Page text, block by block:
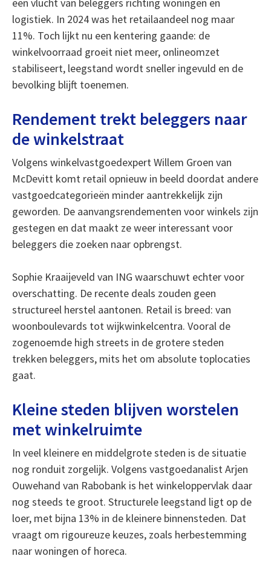
logistiek. In 2024 was het retailaandeel nog maar
11%. Toch lijkt nu een kentering gaande: de
winkelvoorraad groeit niet meer, onlineomzet
stabiliseert, leegstand wordt sneller ingevuld en de
bevolking blijft toenemen.
Rendement trekt beleggers naar
de winkelstraat
Volgens winkelvastgoedexpert Willem Groen van
McDevitt komt retail opnieuw in beeld doordat andere
vastgoedcategorieën minder aantrekkelijk zijn
geworden. De aanvangsrendementen voor winkels zijn
gestegen en dat maakt ze weer interessant voor
beleggers die zoeken naar opbrengst.
Sophie Kraaijeveld van ING waarschuwt echter voor
overschatting. De recente deals zouden geen
structureel herstel aantonen. Retail is breed: van
woonboulevards tot wijkwinkelcentra. Vooral de
zogenoemde high streets in de grotere steden
trekken beleggers, mits het om absolute toplocaties
gaat.
Kleine steden blijven worstelen
met winkelruimte
In veel kleinere en middelgrote steden is de situatie
nog ronduit zorgelijk. Volgens vastgoedanalist Arjen
Ouwehand van Rabobank is het winkeloppervlak daar
nog steeds te groot. Structurele leegstand ligt op de
loer, met bijna 13% in de kleinere binnensteden. Dat
vraagt om rigoureuze keuzes, zoals herbestemming
naar woningen of horeca.